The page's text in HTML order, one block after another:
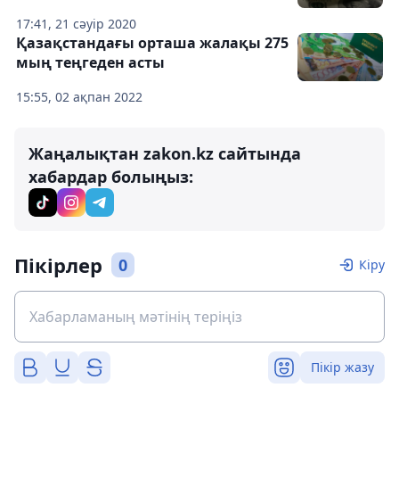
17:41, 21 сәуір 2020
15:55, 02 ақпан 2022
Қазақстандағы орташа жалақы 275
мың теңгеден асты
Жаңалықтан zakon.kz сайтында
хабардар болыңыз:
Пікірлер 0 Кіру
Пікір жазу